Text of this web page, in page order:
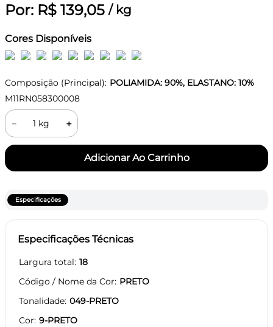
Por: R$ 139,05 / kg
Cores Disponíveis
Composição (Principal): POLIAMIDA: 90%, ELASTANO: 10%
M11RN058300008
＋
－
Especificações
Especificações Técnicas
Largura total 18
Código / Nome da Cor PRETO
Tonalidade 049-PRETO
Cor 9-PRETO